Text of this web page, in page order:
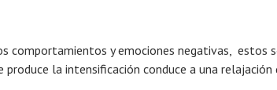
comportamientos y emociones negativas, estos
la intensificación conduce a una